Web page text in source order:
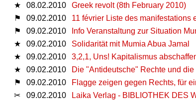
★
08.02.2010
Greek revolt (8th February 2010)
⚑
09.02.2010
11 février Liste des
⚑
09.02.2010
Info Veranstaltung zur Situation
★
09.02.2010
Solidarität mit Mumia Abua Jamal
★
09.02.2010
3,2,1, Uns! Kapitalismus
★
09.02.2010
Die "Antideutsche" Rechte und
⚑
09.02.2010
Flagge zeigen gegen Rechts, für
✂
09.02.2010
Laika Verlag - BIBLIOTHEK DES